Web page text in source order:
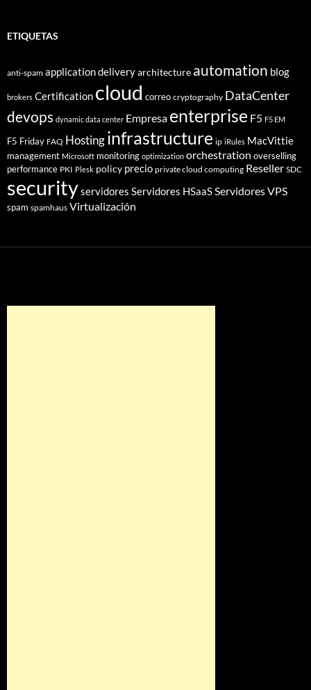
ETIQUETAS
anti-spam application deliveryarchitecture automation blog
brokers Certification cloud correo cryptography DataCenter
devops dynamic data center Empresa enterprise F5 F5 EM
F5 Friday FAQ Hostinginfrastructure ip iRules MacVittie
management Microsoft monitoring optimization orchestration overselling
performance PKI Plesk policy precio private cloud computing Reseller SDC
securityservidores Servidores HSaaSServidores VPS
spam spamhaus Virtualización